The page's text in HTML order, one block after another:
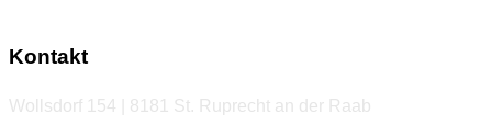
Kontakt
Wollsdorf 154 | 8181 St. Ruprecht an der Raab